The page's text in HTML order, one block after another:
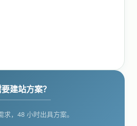
建站方案？
求，48 小时出具方案。